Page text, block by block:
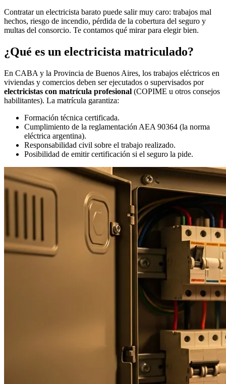
Contratar un electricista barato puede salir muy caro: trabajos mal
hechos, riesgo de incendio, pérdida de la cobertura del seguro y
multas del consorcio. Te contamos qué mirar para elegir bien.
¿Qué es un electricista matriculado?
En CABA y la Provincia de Buenos Aires, los trabajos eléctricos en
viviendas y comercios deben ser ejecutados o supervisados por
electricistas con matrícula profesional (COPIME u otros consejos
habilitantes). La matrícula garantiza:
Formación técnica certificada.
Cumplimiento de la reglamentación AEA 90364 (la norma
eléctrica argentina).
Responsabilidad civil sobre el trabajo realizado.
Posibilidad de emitir certificación si el seguro la pide.